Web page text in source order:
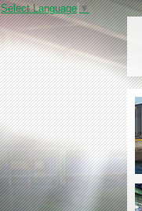
Select Language ▼